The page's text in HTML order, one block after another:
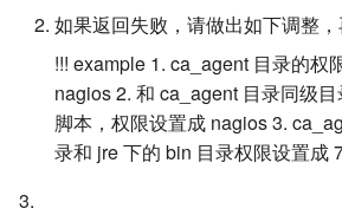
如果返回失败，请做出如下调整，
!!! example 1. ca_agent 目录的权
nagios 2. 和 ca_agent 目录同级
脚本，权限设置成 nagios 3.
录和 jre 下的 bin 目录权限设置成
3.